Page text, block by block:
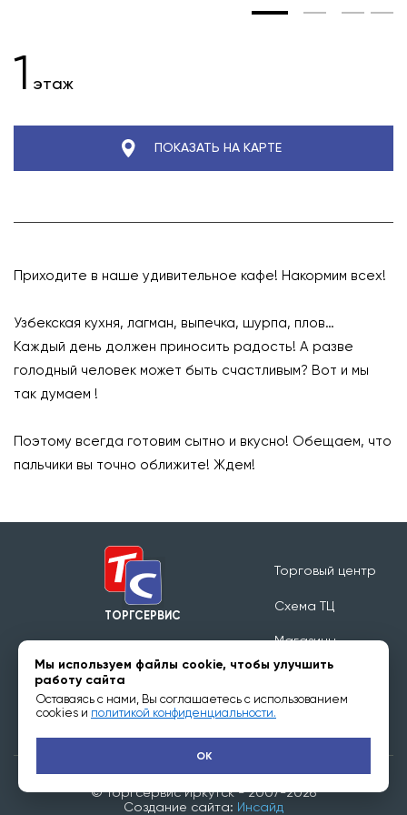
Приходите в наше удивительное кафе! Накормим всех!
Узбекская кухня, лагман, выпечка, шурпа, плов… ⠀
Каждый день должен приносить радость! А разве
голодный человек может быть счастливым? Вот и мы
так думаем !
Поэтому всегда готовим сытно и вкусно! Обещаем, что
пальчики вы точно оближите! Ждем!
1 этаж
ПОКАЗАТЬ НА КАРТЕ
ТОРГСЕРВИС
Режим работы 09:00 - 20:00
Торговый центр
Схема ТЦ
Магазины
Обратная связь
© Торгсервис Иркутск - 2007-2026
Создание сайта: Инсайд
Мы используем файлы cookie, чтобы улучшить
работу сайта
Оставаясь с нами, Вы соглашаетесь с использованием
cookies и политикой конфиденциальности.
OK